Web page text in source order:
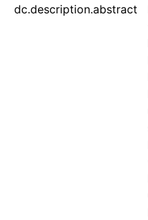
dc.description.abstract